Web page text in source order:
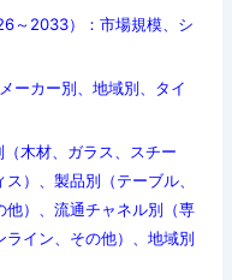
～2033）：市場規模、シ
ーカー別、地域別、タイ
木材、ガラス、スチー
）、製品別（テーブル、
）、流通チャネル別（専
イン、その他）、地域別